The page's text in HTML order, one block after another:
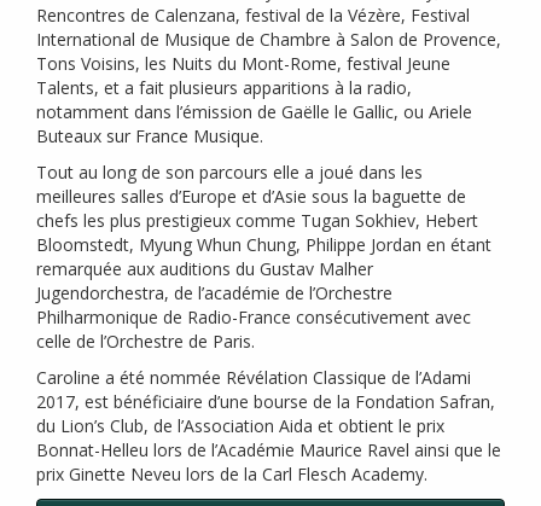
Rencontres de Calenzana, festival de la Vézère, Festival
International de Musique de Chambre à Salon de Provence,
Tons Voisins, les Nuits du Mont-Rome, festival Jeune
Talents, et a fait plusieurs apparitions à la radio,
notamment dans l’émission de Gaëlle le Gallic, ou Ariele
Buteaux sur France Musique.
Tout au long de son parcours elle a joué dans les
meilleures salles d’Europe et d’Asie sous la baguette de
chefs les plus prestigieux comme Tugan Sokhiev, Hebert
Bloomstedt, Myung Whun Chung, Philippe Jordan en étant
remarquée aux auditions du Gustav Malher
Jugendorchestra, de l’académie de l’Orchestre
Philharmonique de Radio-France consécutivement avec
celle de l’Orchestre de Paris.
Caroline a été nommée Révélation Classique de l’Adami
2017, est bénéficiaire d’une bourse de la Fondation Safran,
du Lion’s Club, de l’Association Aida et obtient le prix
Bonnat-Helleu lors de l’Académie Maurice Ravel ainsi que le
prix Ginette Neveu lors de la Carl Flesch Academy.